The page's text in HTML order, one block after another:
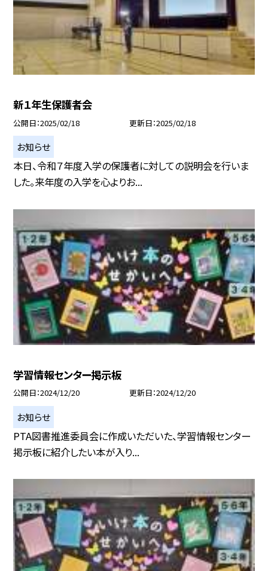
新１年生保護者会
公開日 2025/02/18 更新日 2025/02/18
お知らせ
本日、令和７年度入学の保護者に対しての説明会を行いま
した。来年度の入学を心よりお...
学習情報センター掲示板
公開日 2024/12/20 更新日 2024/12/20
お知らせ
PTA図書推進委員会に作成いただいた、学習情報センター
掲示板に紹介したい本が入り...